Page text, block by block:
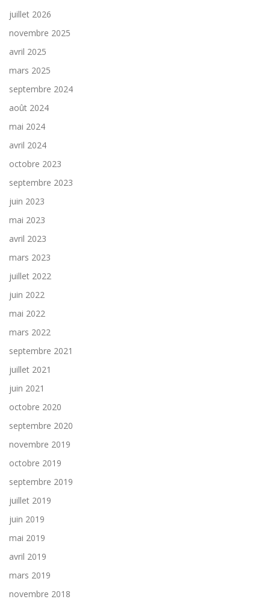
juillet 2026
novembre 2025
avril 2025
mars 2025
septembre 2024
août 2024
mai 2024
avril 2024
octobre 2023
septembre 2023
juin 2023
mai 2023
avril 2023
mars 2023
juillet 2022
juin 2022
mai 2022
mars 2022
septembre 2021
juillet 2021
juin 2021
octobre 2020
septembre 2020
novembre 2019
octobre 2019
septembre 2019
juillet 2019
juin 2019
mai 2019
avril 2019
mars 2019
novembre 2018